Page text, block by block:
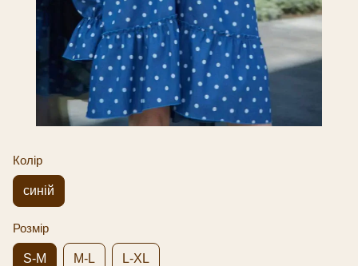
Колір
синій
Розмір
S-M M-L L-XL